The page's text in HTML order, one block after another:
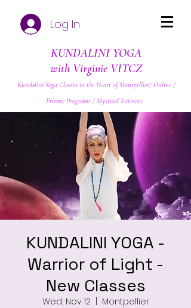
Log In
KUNDALINI YOGA
with Virginie VITCZ
Kundalini Yoga Classes in the Heart of Montpellier/ Online /
Private Programs / Mystical Retreats
KUNDALINI YOGA -
Warrior of Light -
New Classes
Wed, Nov 12
  |
Montpellier